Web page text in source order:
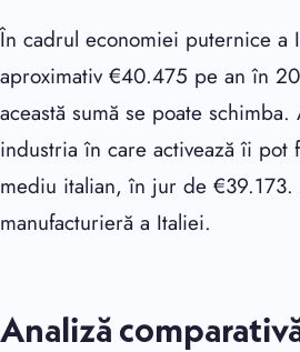
În cadrul economiei puternice a
aproximativ €40.475 pe an în
această sumă se poate
industria în care activează îi pot
mediu italian, în jur de
manufacturieră a Italiei.
Analiză